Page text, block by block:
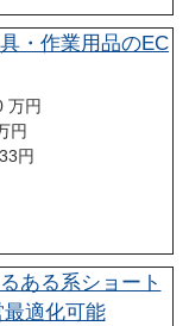
・作業用品のEC
万円
円
円
ある系ショート
適化可能